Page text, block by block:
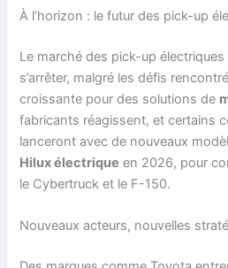
À l’horizon : le futur des pick-up
Le marché des pick-up
s’arrêter, malgré les défis
croissante pour des solutions de
fabricants réagissent, et certains
lanceront avec de nouveaux
Hilux électrique en 2026, pour
le Cybertruck et le F-150.
Nouveaux acteurs, nouvelles